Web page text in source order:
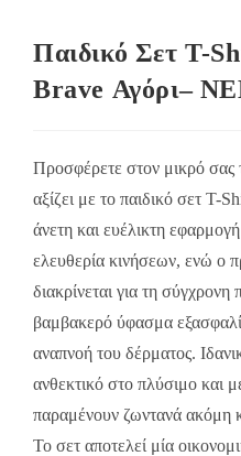
Παιδικό Σετ T-
Brave Αγόρι–
Προσφέρετε στον μικρό σας
αξίζει με το παιδικό σετ
άνετη και ευέλικτη
ελευθερία κινήσεων, ενώ ο
διακρίνεται για τη
βαμβακερό ύφασμα
αναπνοή του δέρματος.
ανθεκτικό στο πλύσιμο και
παραμένουν ζωντανά ακόμη
Το σετ αποτελεί μία